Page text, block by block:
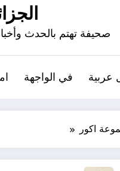
صحيفة تهتم بالحدث
عربية في الواجهة
اكور